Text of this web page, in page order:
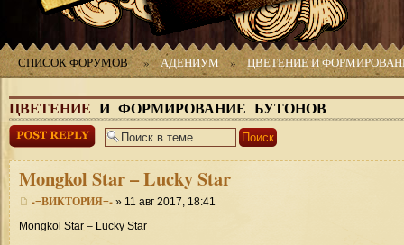
СПИСОК ФОРУМОВ » АДЕНИУМ » ЦВЕТЕНИЕ И
ЦВЕТЕНИЕ И ФОРМИРОВАНИЕ БУТОНОВ
Ответить
Mongkol Star – Lucky Star
-=ВИКТОРИЯ=- » 11 авг 2017, 18:41
Mongkol Star – Lucky Star